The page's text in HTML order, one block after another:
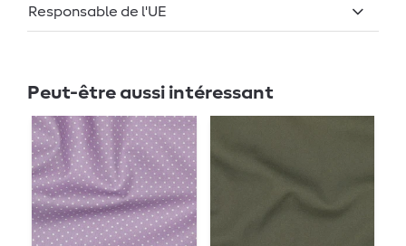
Responsable de l'UE
Peut-être aussi intéressant